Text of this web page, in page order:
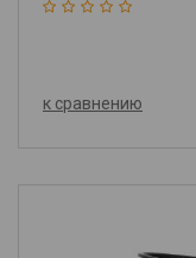
к сравнению